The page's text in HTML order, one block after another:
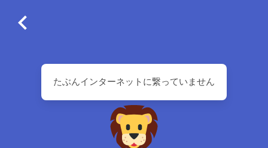
たぶんインターネットに繋っていません